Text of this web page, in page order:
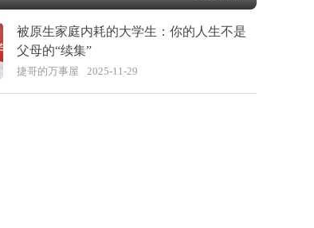
被原生家庭内耗的大学生：你的人生不是
父母的“续集”
捷哥的万事屋 2025-11-29